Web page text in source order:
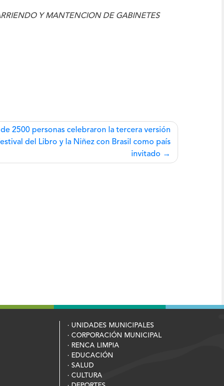
Y MANTENCION DE GABINETES
2500 personas celebraron la tercera versión
del Libro y la Niñez con Brasil como país
invitado
· UNIDADES MUNICIPALES
· CORPORACIÓN MUNICIPAL
· RENCA LIMPIA
· EDUCACIÓN
· SALUD
· CULTURA